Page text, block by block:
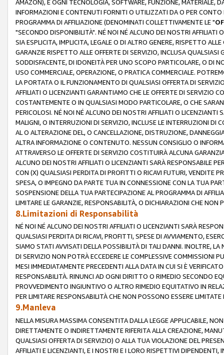
AMAZON), E OGNI TECNOLOGIA, SOFTWARE, FUNZIONE, MATERIALE,
INFORMAZIONI E CONTENUTI FORNITI O UTILIZZATI DA O PER
PROGRAMMA DI AFFILIAZIONE (DENOMINATI COLLETTIVAMENTE LE "
"SECONDO DISPONIBILITÀ". NÉ NOI NÉ ALCUNO DEI NOSTRI
SIA ESPLICITA, IMPLICITA, LEGALE O DI ALTRO GENERE, RISPETTO
GARANZIE RISPETTO ALLE OFFERTE DI SERVIZIO, INCLUSA
SODDISFACENTE, DI IDONEITÀ PER UNO SCOPO PARTICOLARE, O DI
USO COMMERCIALE, OPERAZIONE, O PRATICA COMMERCIALE.
LA PORTATA O IL FUNZIONAMENTO DI QUALSIASI OFFERTA DI
AFFILIATI O LICENZIANTI GARANTIAMO CHE LE OFFERTE DI SERVIZIO
COSTANTEMENTE O IN QUALSIASI MODO PARTICOLARE, O CHE
PERICOLOSI. NÉ NOI NÉ ALCUNO DEI NOSTRI AFFILIATI O LICENZIANTI
MALIGNI, O INTERRUZIONI DI SERVIZIO, INCLUSE LE INTERRUZIONI DI
AL O ALTERAZIONE DEL, O CANCELLAZIONE, DISTRUZIONE,
ALTRA INFORMAZIONE O CONTENUTO. NESSUN CONSIGLIO O
ATTRAVERSO LE OFFERTE DI SERVIZIO COSTITUIRÀ ALCUNA
ALCUNO DEI NOSTRI AFFILIATI O LICENZIANTI SARÀ RESPONSABILE
CON (X) QUALSIASI PERDITA DI PROFITTI O RICAVI FUTURI, VENDITE
SPESA, O IMPEGNO DA PARTE TUA IN CONNESSIONE CON LA TUA
SOSPENSIONE DELLA TUA PARTECIPAZIONE AL PROGRAMMA DI
LIMITARE LE GARANZIE, RESPONSABILITÀ, O DICHIARAZIONI CHE NON
8.Limitazioni di Responsabilità
NÉ NOI NÉ ALCUNO DEI NOSTRI AFFILIATI O LICENZIANTI SARÀ
QUALSIASI PERDITA DI RICAVI, PROFITTI, SPESE DI AVVIAMENTO,
SIAMO STATI AVVISATI DELLA POSSIBILITÀ DI TALI DANNI. INOLTRE,
DI SERVIZIO NON POTRÀ ECCEDERE LE COMPLESSIVE COMMISSIONI
MESI IMMEDIATAMENTE PRECEDENTI ALLA DATA IN CUI SI È
RESPONSABILITÀ. RINUNCI AD OGNI DIRITTO O RIMEDIO SECONDO
PROVVEDIMENTO INGIUNTIVO O ALTRO RIMEDIO EQUITATIVO IN
PER LIMITARE RESPONSABILITÀ CHE NON POSSONO ESSERE LIMITATE
9.Manleva
NELLA MISURA MASSIMA CONSENTITA DALLA LEGGE APPLICABILE,
DIRETTAMENTE O INDIRETTAMENTE RIFERITA ALLA CREAZIONE,
QUALSIASI OFFERTA DI SERVIZIO) O ALLA TUA VIOLAZIONE DEL
AFFILIATI E LICENZIANTI, E I NOSTRI E I LORO RISPETTIVI